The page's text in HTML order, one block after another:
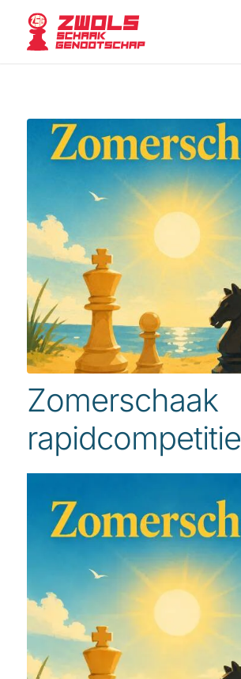
Zomerschaak
rapidcompetitie